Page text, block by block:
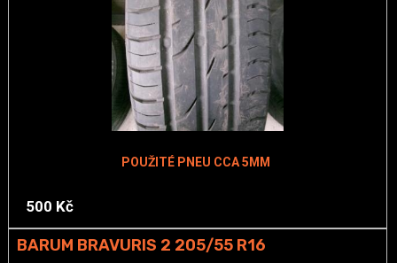
POUŽITÉ PNEU CCA 5MM
500 Kč
BARUM BRAVURIS 2 205/55 R16